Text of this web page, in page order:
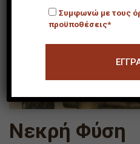
Νεκρή Φύση
Συμφωνώ με τους
προϋποθέσεις*